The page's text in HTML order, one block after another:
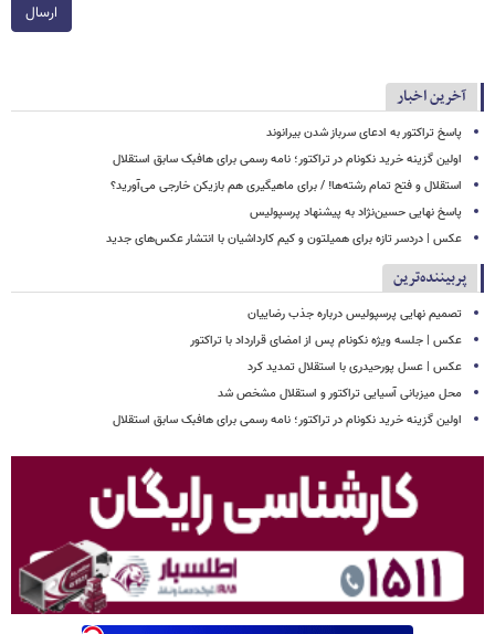
ارسال
آخرین اخبار
پاسخ تراکتور به ادعای سرباز شدن بیرانوند
اولین گزینه خرید نکونام در تراکتور؛ نامه رسمی برای هافبک سابق استقلال
استقلال و فتح تمام رشته‌ها! / برای ماهیگیری هم بازیکن خارجی می‌آورید؟
پاسخ نهایی حسین‌نژاد به پیشنهاد پرسپولیس
عکس | دردسر تازه برای همیلتون و کیم کارداشیان با انتشار عکس‌های جدید
پربیننده‌ترین
تصمیم نهایی پرسپولیس درباره جذب رضاییان
عکس | جلسه ویژه نکونام پس از امضای قرارداد با تراکتور
عکس | عسل پورحیدری با استقلال تمدید کرد
محل میزبانی آسیایی تراکتور و استقلال مشخص شد
اولین گزینه خرید نکونام در تراکتور؛ نامه رسمی برای هافبک سابق استقلال